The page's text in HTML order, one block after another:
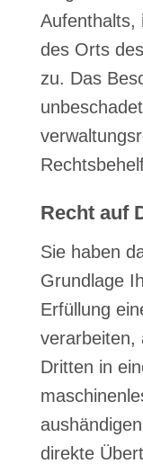
Aufenthalts,
des Orts
zu. Das
Recht auf
Sie haben
Grundlage
Erfüllung
verarbeiten,
Dritten in
direkte